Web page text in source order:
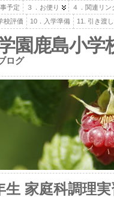
予定 ３．お便り
４．関連リン
校評価 10．入学準備 11. 引き渡
園鹿島小学
ログ
生 家庭科調理